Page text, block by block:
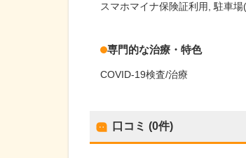
スマホマイナ保険証利用 駐車場
専門的な治療・特色
COVID-19検査/治療
口コミ (0件)